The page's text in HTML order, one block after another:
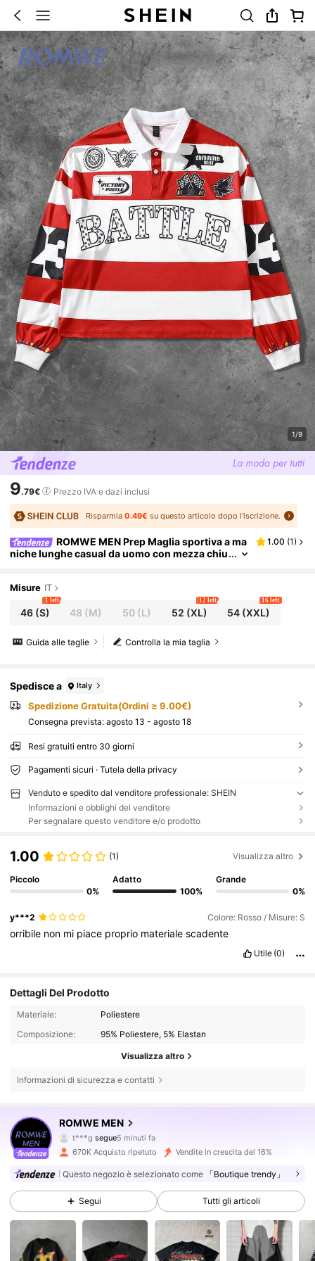
1/9
9.79€ Prezzo IVA e dazi inclusi
Risparmia0.49€ su questo articolo dopo l'iscrizione.
ROMWE MEN Prep Maglia sportiva a ma
niche lunghe casual da uomo con mezza chiu
1.00 (1)
Misure IT
46(S)
1 left
48 (M) 50(L) 52 (XL)
12 left
54 (XXL)
16 left
Controlla la mia taglia
Guida alle taglie
Spedisce a Italy
Spedizione Gratuita(Ordini ≥ 9.00€)
Consegna prevista: agosto 13 - agosto 18
Resi gratuiti entro 30 giorni
Pagamenti sicuri · Tutela della privacy
Venduto e spedito dal venditore professionale: SHEIN
Informazioni e obblighi del venditore
Per segnalare questo venditore e/o prodotto
1.00 (1) Visualizza altro
Piccolo
0%
Adatto
100%
Grande
0%
y***2 Colore: Rosso / Misure: S
orribile non mi piace proprio materialescadente
Utile (0)
Dettagli Del Prodotto
Materiale:
Poliestere
Composizione:
95% Poliestere, 5% Elastan
Visualizza altro
Informazioni di sicurezza e contatti
ROMWE MEN
t***gsegue5 minuti fa
n***0 sta navigando
4.81
668K Follower
4.81 668K Follower
668K Follower
670K Acquisto ripetuto Vendite in crescita del 16%
Questo negozio è selezionato come 「Boutique trendy」
Segui Tutti gli articoli